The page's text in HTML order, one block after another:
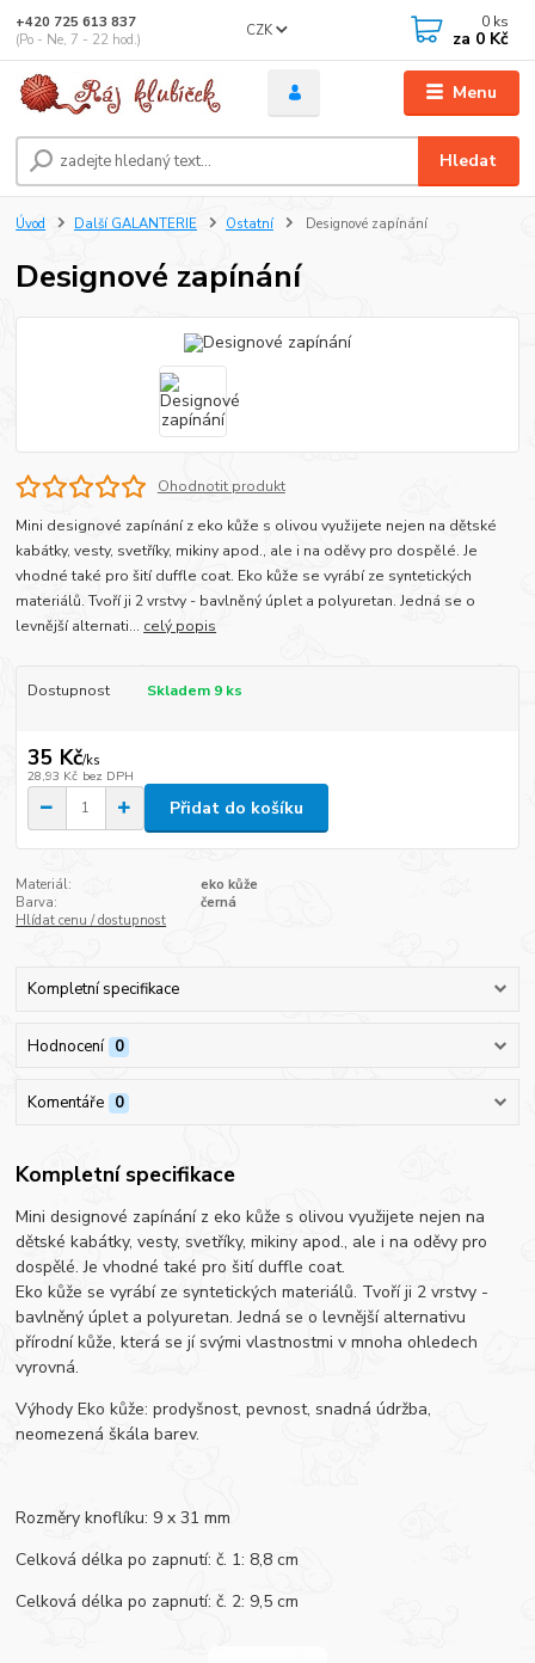
Menu
CZK
Hledat
+420 725 613 837
(Po - Ne, 7 - 22 hod.)
0 ks
za 0 Kč
Úvod Další GALANTERIE Ostatní Designové zapínání
Designové zapínání
Ohodnotit produkt
Mini designové zapínání z eko kůže s olivou využijete nejen na dětské
kabátky, vesty, svetříky, mikiny apod., ale i na oděvy pro dospělé. Je
vhodné také pro šití duffle coat. Eko kůže se vyrábí ze syntetických
materiálů. Tvoří ji 2 vrstvy - bavlněný úplet a polyuretan. Jedná se o
levnější alternati... celý popis
Dostupnost Skladem 9 ks
35 Kč/ks
28,93 Kč bez DPH
Přidat do košíku
Materiál:
eko kůže
Barva:
černá
Hlídat cenu / dostupnost
Kompletní specifikace
Hodnocení 0
Komentáře 0
Kompletní specifikace
Mini designové zapínání z eko kůže s olivou využijete nejen na
dětské kabátky, vesty, svetříky, mikiny apod., ale i na oděvy pro
dospělé. Je vhodné také pro šití duffle coat.
Eko kůže se vyrábí ze syntetických materiálů. Tvoří ji 2 vrstvy -
bavlněný úplet a polyuretan. Jedná se o levnější alternativu
přírodní kůže, která se jí svými vlastnostmi v mnoha ohledech
vyrovná.
Výhody Eko kůže: prodyšnost, pevnost, snadná údržba,
neomezená škála barev.
Rozměry knoflíku: 9 x 31 mm
Celková délka po zapnutí: č. 1: 8,8 cm
Celková délka po zapnutí: č. 2: 9,5 cm